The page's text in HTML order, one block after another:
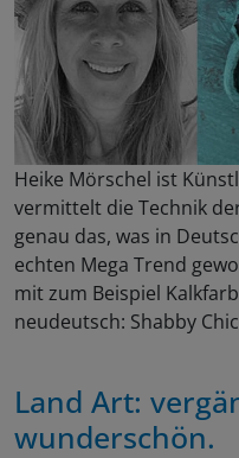
Heike Mörschel ist
vermittelt die Technik
genau das, was in
echten Mega Trend
mit zum Beispiel
neudeutsch: Shabby
Land Art:
wunderschön.